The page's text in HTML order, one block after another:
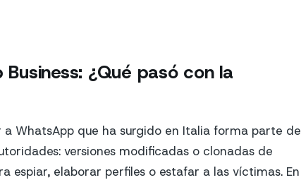
¿Qué pasó con la
WhatsApp que ha surgido en Italia forma parte de
versiones modificadas o clonadas de
espiar, elaborar perfiles o estafar a las víctimas. En